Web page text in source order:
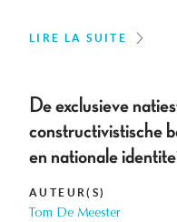
LIRE LA SUITE
De exclusieve
constructivistische
en nationale
AUTEUR(S)
Tom De Meester